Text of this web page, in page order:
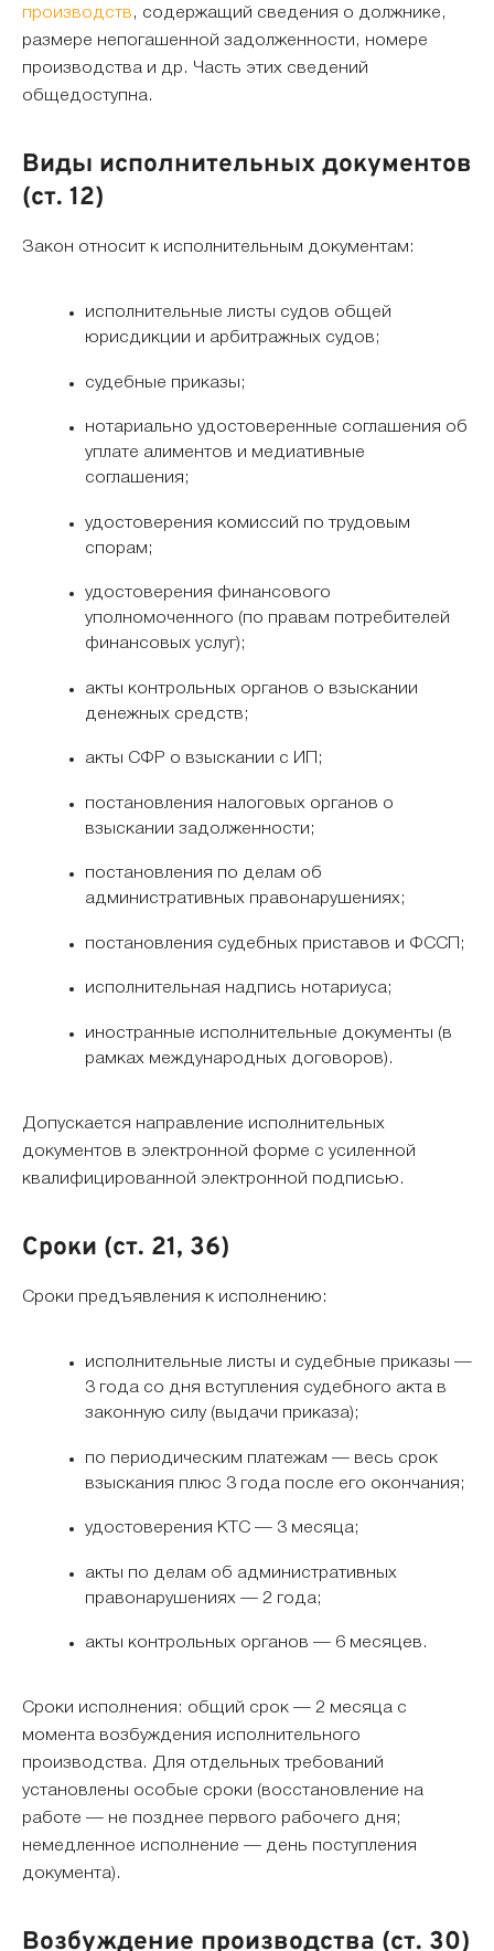
производств , содержащий сведения о должнике,
размере непогашенной задолженности, номере
производства и др. Часть этих сведений
общедоступна.
Виды исполнительных документов
(ст. 12)
Закон относит к исполнительным документам:
исполнительные листы судов общей
юрисдикции и арбитражных судов;
судебные приказы;
нотариально удостоверенные соглашения об
уплате алиментов и медиативные
соглашения;
удостоверения комиссий по трудовым
спорам;
удостоверения финансового
уполномоченного (по правам потребителей
финансовых услуг);
акты контрольных органов о взыскании
денежных средств;
акты СФР о взыскании с ИП;
постановления налоговых органов о
взыскании задолженности;
постановления по делам об
административных правонарушениях;
постановления судебных приставов и ФССП;
исполнительная надпись нотариуса;
иностранные исполнительные документы (в
рамках международных договоров).
Допускается направление исполнительных
документов в электронной форме с усиленной
квалифицированной электронной подписью.
Сроки (ст. 21, 36)
Сроки предъявления к исполнению:
исполнительные листы и судебные приказы —
3 года со дня вступления судебного акта в
законную силу (выдачи приказа);
по периодическим платежам — весь срок
взыскания плюс 3 года после его окончания;
удостоверения КТС — 3 месяца;
акты по делам об административных
правонарушениях — 2 года;
акты контрольных органов — 6 месяцев.
Сроки исполнения: общий срок — 2 месяца с
момента возбуждения исполнительного
производства. Для отдельных требований
установлены особые сроки (восстановление на
работе — не позднее первого рабочего дня;
немедленное исполнение — день поступления
документа).
Возбуждение производства (ст. 30)